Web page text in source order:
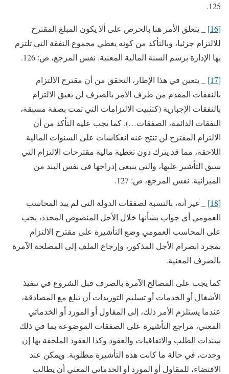
125.
[16]
_ يتعلق الأمر هنا بالحرص على ألا يكون المبلغ المقترح
للالتزام جزئيا، وبالتأكد من كونه يغطي مجموع النفقة التي تلتزم
بها الإدارة برسم السنة المالية المعنية. نفس المرجع، ص: 126.
[17]
_ يتعين في هذا الإطار، التحقق من أن مقترح الالتزام
بالنفقات المقدم من طرف الآمر بالصرف لن يعيق الالتزام
بالنفقات الإجبارية (كتثبيت الالتزامات التي تمت بصفة مسبقة،
النفقات الدائمة، الصفقات…). كما يجب عليه التأكد من أن
الالتزام المقترح لن تنتج عنه انعكاسات على السنوات المالية
اللاحقة، مما قد يترك دون تغطية مالية مقترحات الالتزام التي
سبق التأشير عليها، والتي ينبغي إدراجها في نفس البند من
الميزانية. نفس المرجع، ص: 127.
[18]
_ غير أنه، بالنسبة لصفقات الدولة التي لم يبد المحاسب
العمومي أي جواب بشأنها خلال الأجل المنصوص المحدد، يجب
على المحاسب العمومي وضع التأشيرة على مقترح الالتزام
بمجرد انصرام الأجل المذكور، وإرجاع الملف إلى المصلحة الآمرة
بالصرف المعنية.
كما يجب على المصالح الآمرة بالصرف قبل الشروع في تنفيذ
الأشغال أو الخدمات أو تسليم التوريدات أن تبلغ مع المصادقة،
عندما يستلزم الأمر ذلك، إلى المقاول أو المورد أو الخدماتي
المعني، مراجع التأشيرة على الصفقات الموضوعة بما في ذلك
سندات الطلب والاتفاقيات والعقود وكذا العقود الملحقة بها إن
وجدت، في حالة ما كانت هذه التأشيرة مطلوبة. ويمكن عند
الاقتضاء، للمقاول أو المورد أو الخدماتي المعني أن يطالب